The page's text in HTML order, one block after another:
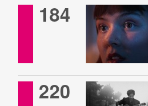
184
220